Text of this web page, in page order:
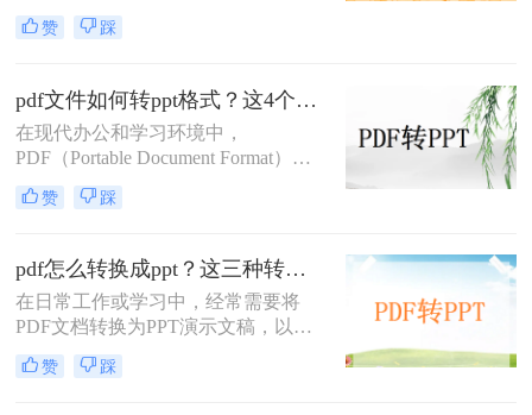
行演示或编辑。那么pdf怎么转ppt免
费呢？虽然市面上有许多付费的转换
转PPT方法，帮助你轻松实现文件格
式的转换。
赞 踩
pdf文件如何转ppt格式？这4个方法请收好！方便又好用！
在现代办公和学习环境中，
PDF（Portable Document Format）因
其出色的跨平台兼容性和保持文档格
式不变的能力而广受欢迎。然而，在
件中的内容转换成PPT（PowerPoint
Presentation）格式，以便进行演示或
进一步编辑。那么pdf文件如何转ppt
格式呢？本文将详细介绍几种将PDF
文件转换为PPT格式的有效方法，帮
助您轻松应对这一需求。
赞 踩
pdf怎么转换成ppt？这三种转换方法分享给你!！
在日常工作或学习中，经常需要将
PDF文档转换为PPT演示文稿，以便
于更好地展示和编辑内容。
PDF（Portable Document Format）因
赞 踩